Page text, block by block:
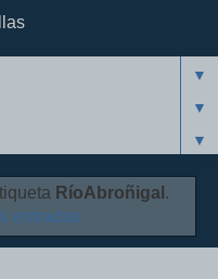
▼
▼
▼
RíoAbroñigal .
entradas